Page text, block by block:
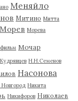
Меняйло
Митино Митта
Морев Морева
Мочар
Н.Н.Семенов
Насонова
Никита
Никифоров Николаев